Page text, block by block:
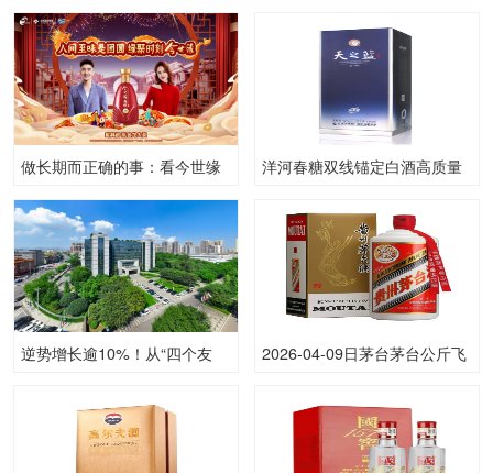
做长期而正确的事：看今世缘
洋河春糖双线锚定白酒高质量
逆势增长逾10%！从“四个友
2026-04-09日茅台茅台公斤飞
瓶，下跌 40元